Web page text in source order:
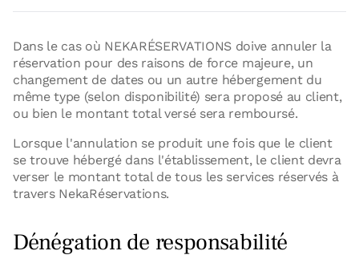
Dans le cas où NEKARÉSERVATIONS doive annuler la
réservation pour des raisons de force majeure, un
changement de dates ou un autre hébergement du
même type (selon disponibilité) sera proposé au client,
ou bien le montant total versé sera remboursé.
Lorsque l'annulation se produit une fois que le client
se trouve hébergé dans l'établissement, le client devra
verser le montant total de tous les services réservés à
travers NekaRéservations.
Dénégation de responsabilité